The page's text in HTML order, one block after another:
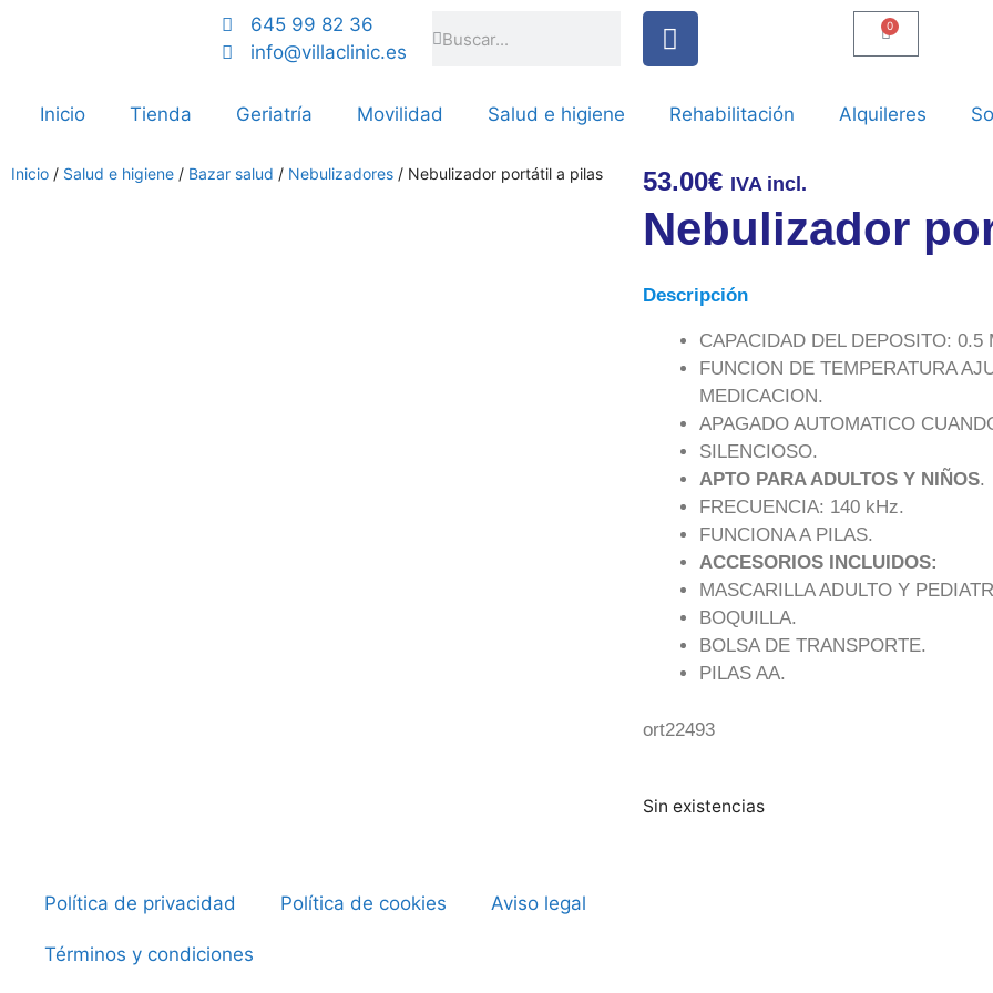
645 99 82 36
info@villaclinic.es
0
Inicio Tienda Geriatría Movilidad Salud e higiene Rehabilitación Alquileres
Inicio / Salud e higiene / Bazar salud / Nebulizadores / Nebulizador portátil a pilas 53.00€ IVA incl.
Nebulizador
Descripción
CAPACIDAD DEL DEPOSITO: 0.5
FUNCION DE TEMPERATURA
MEDICACION.
APAGADO AUTOMATICO
SILENCIOSO.
APTO PARA ADULTOS Y NIÑOS.
FRECUENCIA: 140 kHz.
FUNCIONA A PILAS.
ACCESORIOS INCLUIDOS:
MASCARILLA ADULTO Y
BOQUILLA.
BOLSA DE TRANSPORTE.
PILAS AA.
ort22493
Sin existencias
Política de privacidad Política de cookies Aviso legal
Términos y condiciones